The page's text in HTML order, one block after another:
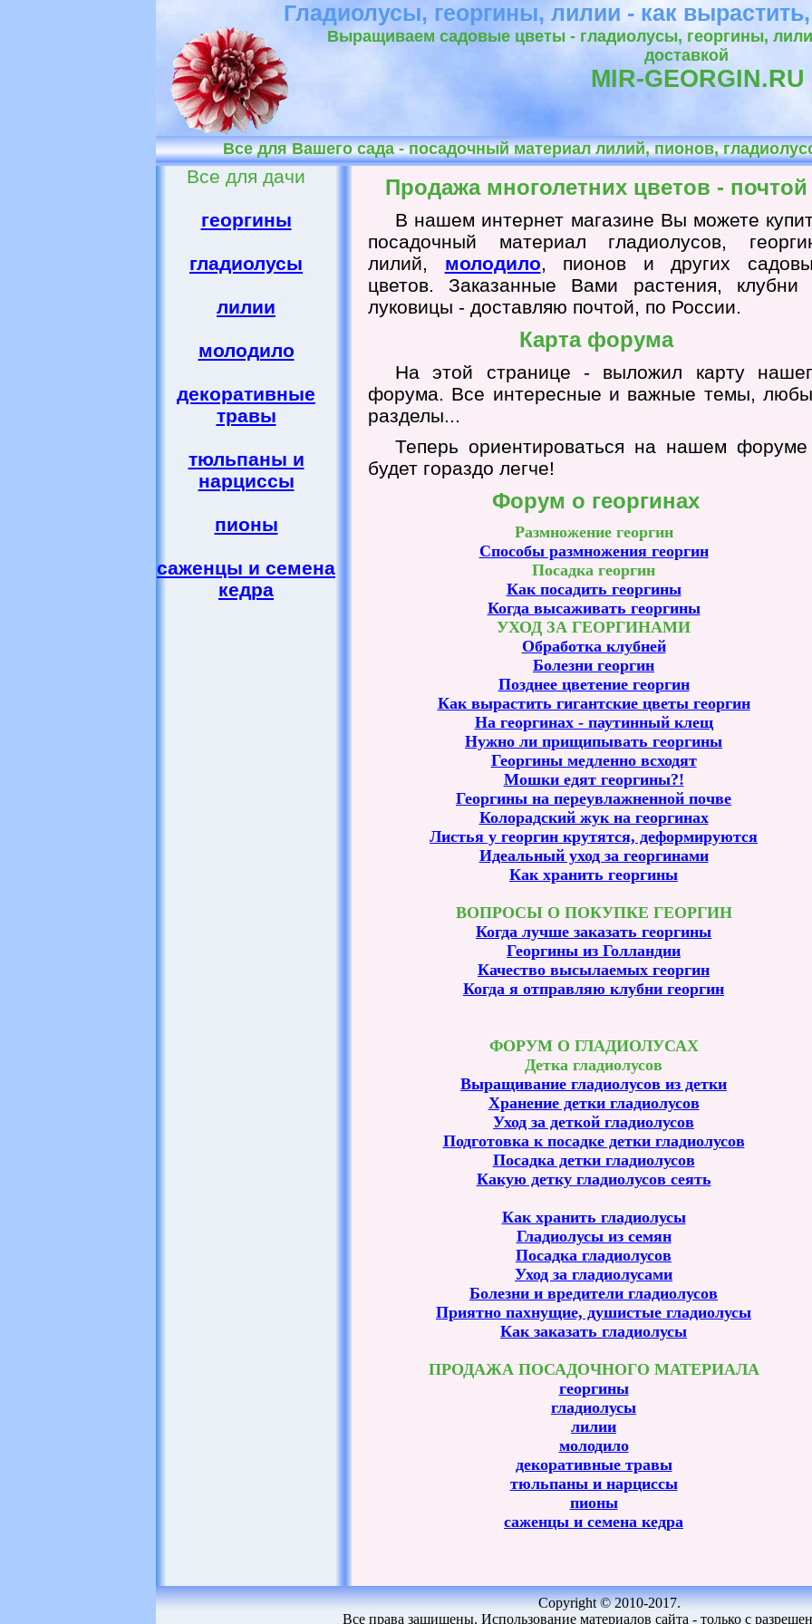
Гладиолусы, георгины, лилии - как вырастить,
Выращиваем садовые цветы - гладиолусы, георгины,
доставкой
MIR-GEORGIN.RU
Все для Вашего сада - посадочный материал лилий, пионов,
Все для дачи
георгины
гладиолусы
лилии
молодило
декоративные
травы
тюльпаны и
нарциссы
пионы
саженцы и семена
кедра
Продажа многолетних цветов - почтой
В нашем интернет магазине Вы можете
посадочный материал гладиолусов,
лилий, молодило, пионов и других
цветов. Заказанные Вами растения, клубни
луковицы - доставляю почтой, по России.
Карта форума
На этой странице - выложил карту
форума. Все интересные и важные темы,
разделы...
Теперь ориентироваться на нашем
будет гораздо легче!
Форум о георгинах
Размножение георгин
Способы размножения георгин
Посадка георгин
Как посадить георгины
Когда высаживать георгины
УХОД ЗА ГЕОРГИНАМИ
Обработка клубней
Болезни георгин
Позднее цветение георгин
Как вырастить гигантские цветы георгин
На георгинах - паутинный клещ
Нужно ли прищипывать георгины
Георгины медленно всходят
Мошки едят георгины?!
Георгины на переувлажненной почве
Колорадский жук на георгинах
Листья у георгин крутятся, деформируются
Идеальный уход за георгинами
Как хранить георгины
ВОПРОСЫ О ПОКУПКЕ ГЕОРГИН
Когда лучше заказать георгины
Георгины из Голландии
Качество высылаемых георгин
Когда я отправляю клубни георгин
ФОРУМ О ГЛАДИОЛУСАХ
Детка гладиолусов
Выращивание гладиолусов из детки
Хранение детки гладиолусов
Уход за деткой гладиолусов
Подготовка к посадке детки гладиолусов
Посадка детки гладиолусов
Какую детку гладиолусов сеять
Как хранить гладиолусы
Гладиолусы из семян
Посадка гладиолусов
Уход за гладиолусами
Болезни и вредители гладиолусов
Приятно пахнущие, душистые гладиолусы
Как заказать гладиолусы
ПРОДАЖА ПОСАДОЧНОГО МАТЕРИАЛА
георгины
гладиолусы
лилии
молодило
декоративные травы
тюльпаны и нарциссы
пионы
саженцы и семена кедра
Copyright © 2010-2017.
Все права защищены. Использование материалов сайта - только с